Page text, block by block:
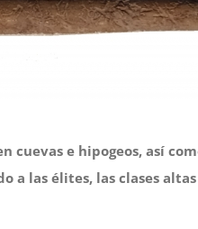
e hipogeos, así
a las élites, las clases